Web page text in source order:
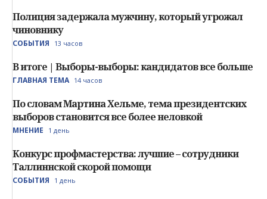
Полиция задержала мужчину, который угрожал
чиновнику
СОБЫТИЯ 13 часов
В итоге | Выборы-выборы: кандидатов все больше
ГЛАВНАЯ ТЕМА 14 часов
По словам Мартина Хельме, тема президентских
выборов становится все более неловкой
МНЕНИЕ 1 день
Конкурс профмастерства: лучшие – сотрудники
Таллиннской скорой помощи
СОБЫТИЯ 1 день